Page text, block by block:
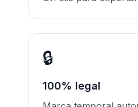
🔒
100% legal